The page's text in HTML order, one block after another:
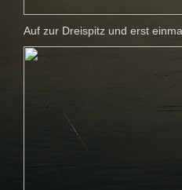
Auf zur Dreispitz und erst